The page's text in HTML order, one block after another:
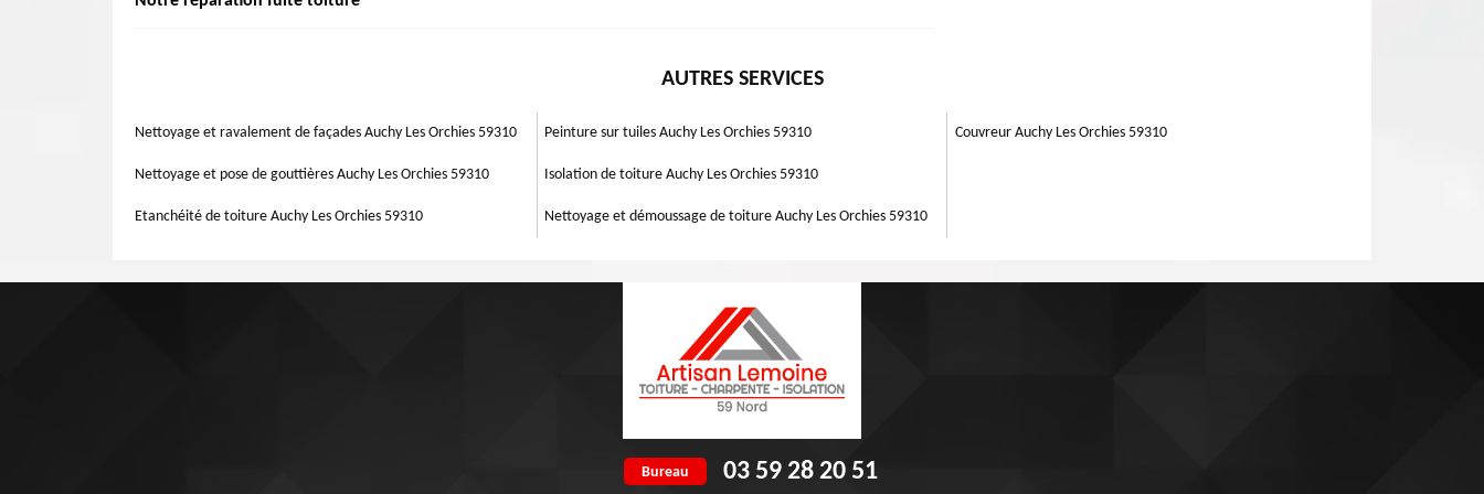
la réparation de votre toiture. Artisan Lemoine 59 qui siège dans Auchy Les Orchies 59310 est libre pour intervenir à réaliser
travail ordonné qui pourvoit la durabilité de vos toitures. Nous sommes aptes à restaurer tous les types de toitures : inclinée,
bons travaux. Nous vous donnons un devis détaillé. Confiez votre projet à l’entreprise Artisan Lemoine 59 pour tous les besoins de
AUTRES SERVICES
Nettoyage et ravalement de façades Auchy Les Orchies 59310
Nettoyage et pose de gouttières Auchy Les Orchies 59310
Etanchéité de toiture Auchy Les Orchies 59310
Peinture sur tuiles Auchy Les Orchies 59310
Isolation de toiture Auchy Les Orchies 59310
Nettoyage et démoussage de toiture Auchy Les Orchies 59310
Couvreur Auchy Les Orchies 59310
Bureau 03 59 28 20 51